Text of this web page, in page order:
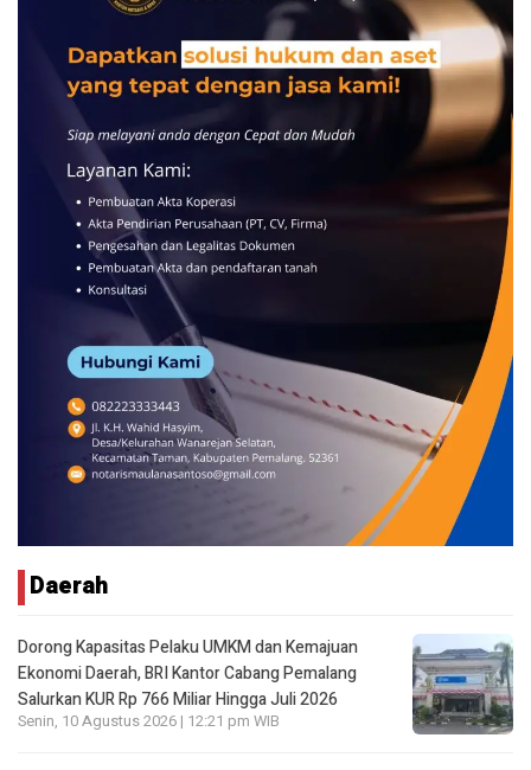
Daerah
Dorong Kapasitas Pelaku UMKM dan Kemajuan
Ekonomi Daerah, BRI Kantor Cabang Pemalang
Salurkan KUR Rp 766 Miliar Hingga Juli 2026
Senin, 10 Agustus 2026 | 12:21 pm WIB